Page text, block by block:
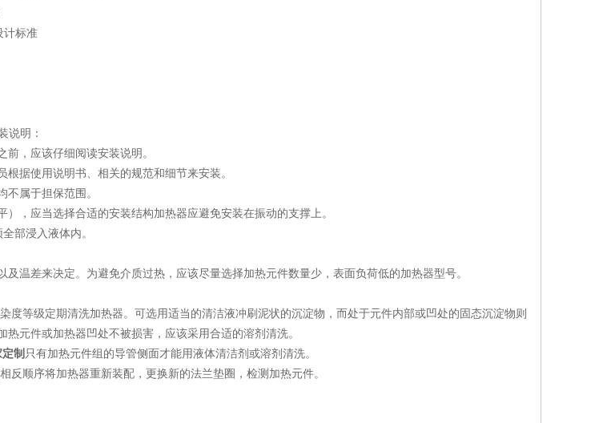
计标准
说明：
，应该仔细阅读安装说明。
据使用说明书、相关的规范和细节来安装。
属于担保范围。
，应当选择合适的安装结构加热器应避免安装在振动的支撑上。
部浸入液体内。
及温差来决定。为避免介质过热，应该尽量选择加热元件数量少，表面负荷低的加热器型号。
度等级定期清洗加热器。可选用适当的清洁液冲刷泥状的沉淀物，而处于元件内部或凹处的固态沉淀物则
元件或加热器凹处不被损害，应该采用合适的溶剂清洗。
制 只有加热元件组的导管侧面才能用液体清洁剂或溶剂清洗。
反顺序将加热器重新装配，更换新的法兰垫圈，检测加热元件。